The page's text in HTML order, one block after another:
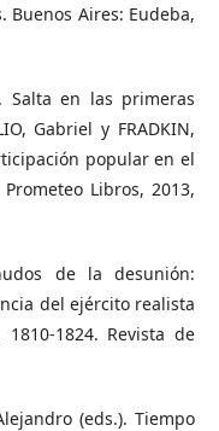
Buenos Aires: Eudeba,
Salta en las primeras
Gabriel y FRADKIN,
popular en el
Libros, 2013,
de la desunión:
del ejército realista
1824. Revista de
(eds.). Tiempo